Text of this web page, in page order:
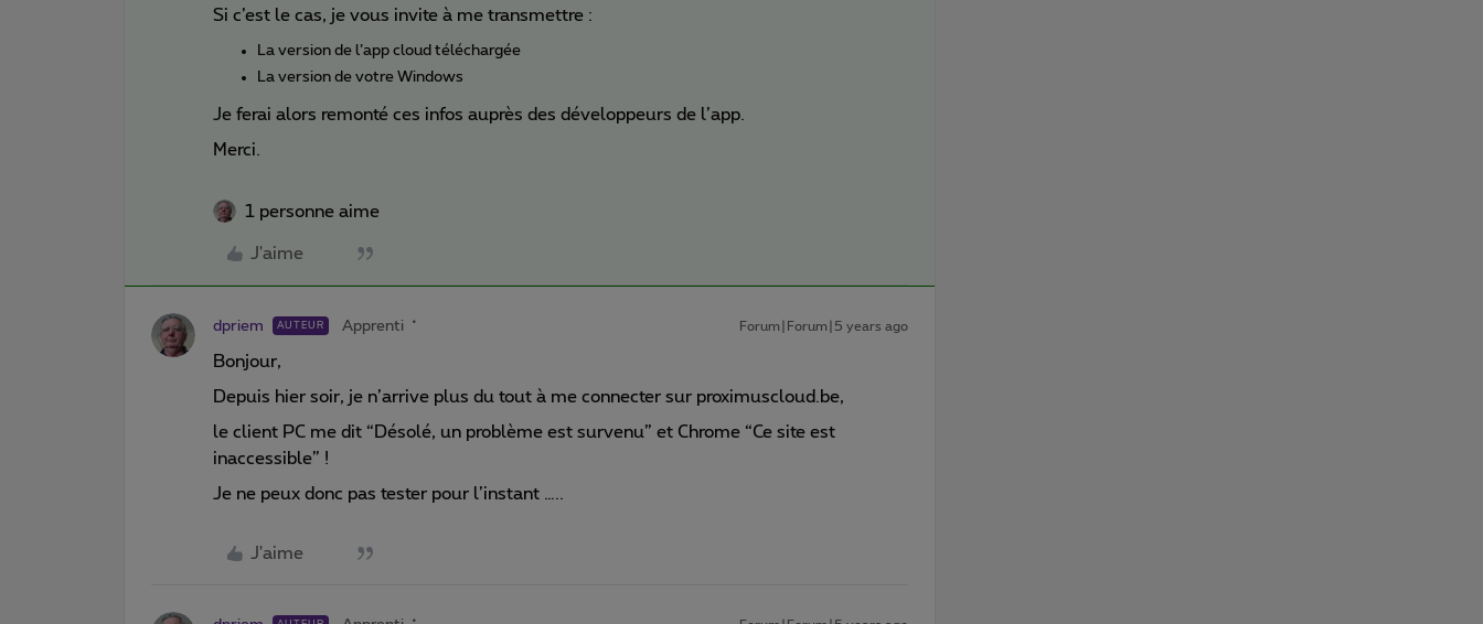
Si c’est le cas, je vous invite à me transmettre :
La version de l’app cloud téléchargée
La version de votre Windows
Je ferai alors remonté ces infos auprès des développeurs de l’app.
Merci.
1 personne aime
J'aime
dpriem AUTEUR Apprenti Forum|Forum|5 years ago
Bonjour,
Depuis hier soir, je n’arrive plus du tout à me connecter sur proximuscloud.be,
le client PC me dit “Désolé, un problème est survenu” et Chrome “Ce site est
inaccessible” !
Je ne peux donc pas tester pour l’instant …..
J'aime